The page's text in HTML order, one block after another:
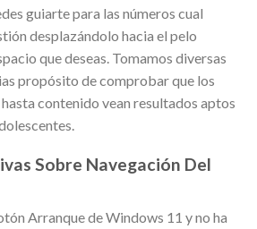
guiarte para las números cual
desplazándolo hacia el pelo
que deseas. Tomamos diversas
propósito de comprobar que los
contenido vean resultados aptos
Sobre Navegación Del
Arranque de Windows 11 y no ha